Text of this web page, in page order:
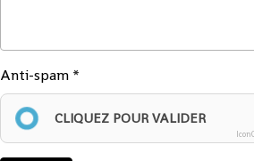
Anti-spam
CLIQUEZ POUR VALIDER